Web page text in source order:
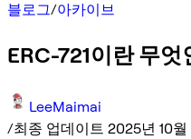
블로그/아카이브
ERC-721이란 무
LeeMaimai
/최종 업데이트 2025년 10월